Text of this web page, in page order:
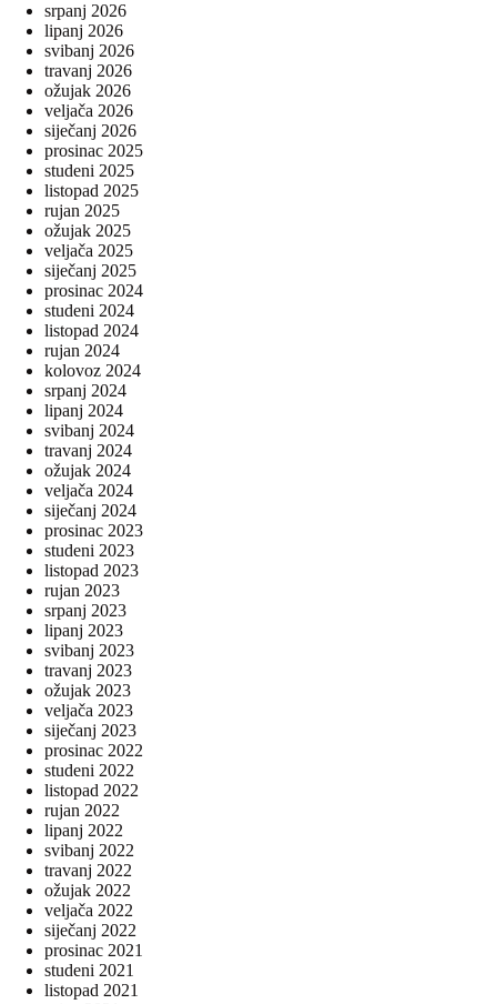
srpanj 2026
lipanj 2026
svibanj 2026
travanj 2026
ožujak 2026
veljača 2026
siječanj 2026
prosinac 2025
studeni 2025
listopad 2025
rujan 2025
ožujak 2025
veljača 2025
siječanj 2025
prosinac 2024
studeni 2024
listopad 2024
rujan 2024
kolovoz 2024
srpanj 2024
lipanj 2024
svibanj 2024
travanj 2024
ožujak 2024
veljača 2024
siječanj 2024
prosinac 2023
studeni 2023
listopad 2023
rujan 2023
srpanj 2023
lipanj 2023
svibanj 2023
travanj 2023
ožujak 2023
veljača 2023
siječanj 2023
prosinac 2022
studeni 2022
listopad 2022
rujan 2022
lipanj 2022
svibanj 2022
travanj 2022
ožujak 2022
veljača 2022
siječanj 2022
prosinac 2021
studeni 2021
listopad 2021